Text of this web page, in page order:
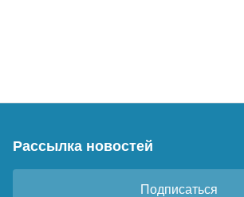
Рассылка новостей
Подписаться